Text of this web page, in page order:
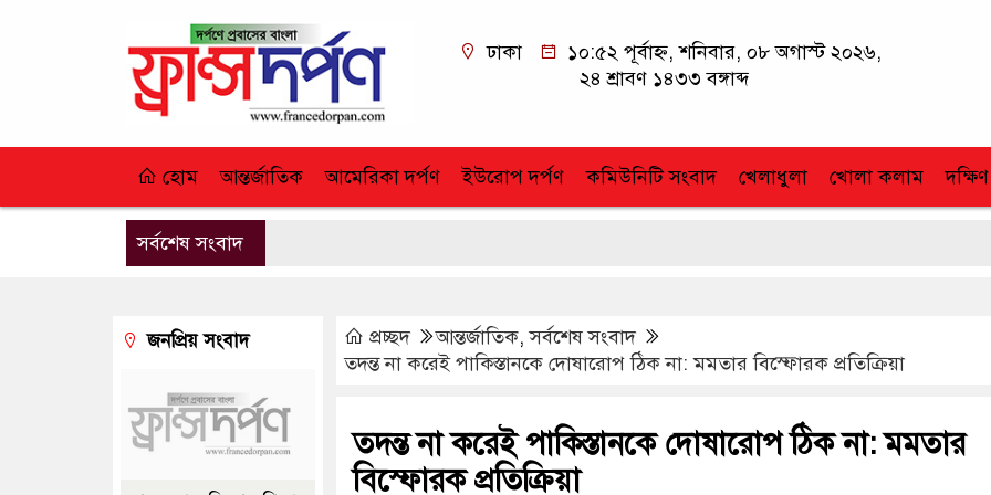
ঢাকা
১০:৫২ পূর্বাহ্ন, শনিবার, ০৮ অগাস্ট ২০২৬,
২৪ শ্রাবণ ১৪৩৩ বঙ্গাব্দ
হোম আন্তর্জাতিক আমেরিকা দর্পণ ইউরোপ দর্পণ কমিউনিটি সংবাদ খেলাধুলা খোলা কলাম
সর্বশেষ সংবাদ
প্রচ্ছদ আন্তর্জাতিক,সর্বশেষ সংবাদ
তদন্ত না করেই পাকিস্তানকে দোষারোপ ঠিক না: মমতার বিস্ফোরক প্রতিক্রিয়া
তদন্ত না করেই পাকিস্তানকে দোষারোপ ঠিক না: মমতার
বিস্ফোরক প্রতিক্রিয়া
জনপ্রিয় সংবাদ